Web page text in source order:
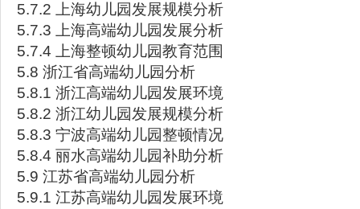
5.7.2 上海幼儿园发展规模分析
5.7.3 上海高端幼儿园发展分析
5.7.4 上海整顿幼儿园教育范围
5.8 浙江省高端幼儿园分析
5.8.1 浙江高端幼儿园发展环境
5.8.2 浙江幼儿园发展规模分析
5.8.3 宁波高端幼儿园整顿情况
5.8.4 丽水高端幼儿园补助分析
5.9 江苏省高端幼儿园分析
5.9.1 江苏高端幼儿园发展环境